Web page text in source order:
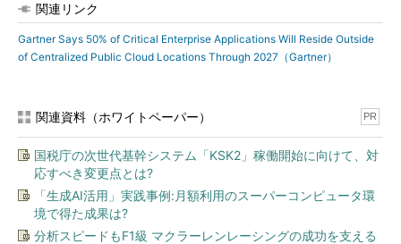
関連リンク
Gartner Says 50% of Critical Enterprise Applications Will Reside Outside
of Centralized Public Cloud Locations Through 2027（Gartner）
関連資料（ホワイトペーパー） PR
国税庁の次世代基幹システム「KSK2」稼働開始に向けて、対
応すべき変更点とは?
「生成AI活用」実践事例:月額利用のスーパーコンピュータ環
境で得た成果は?
分析スピードもF1級 マクラーレンレーシングの成功を支える